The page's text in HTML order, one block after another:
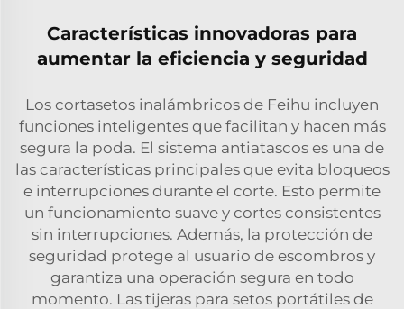
Características innovadoras para
aumentar la eficiencia y seguridad
Los cortasetos inalámbricos de Feihu incluyen
funciones inteligentes que facilitan y hacen más
segura la poda. El sistema antiatascos es una de
las características principales que evita bloqueos
e interrupciones durante el corte. Esto permite
un funcionamiento suave y cortes consistentes
sin interrupciones. Además, la protección de
seguridad protege al usuario de escombros y
garantiza una operación segura en todo
momento. Las tijeras para setos portátiles de